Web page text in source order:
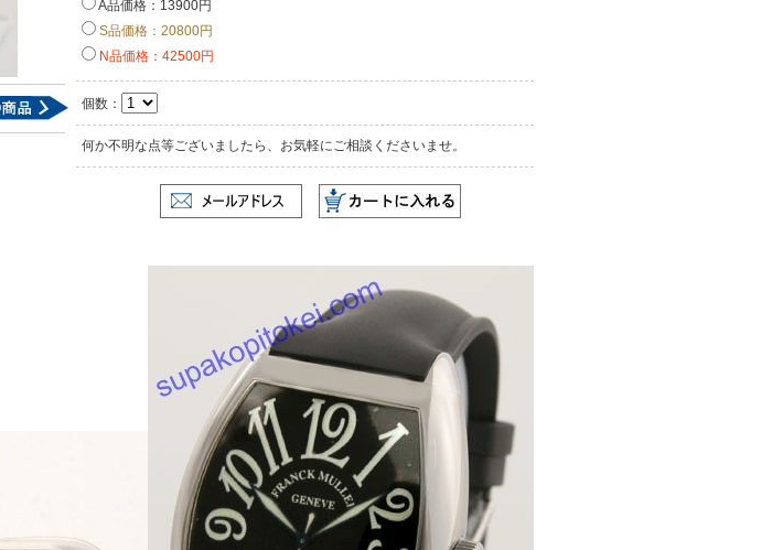
A品価格：13900円
S品価格：20800円
N品価格：42500円
個数：
何か不明な点等ございましたら、お気軽にご相談くださいませ。